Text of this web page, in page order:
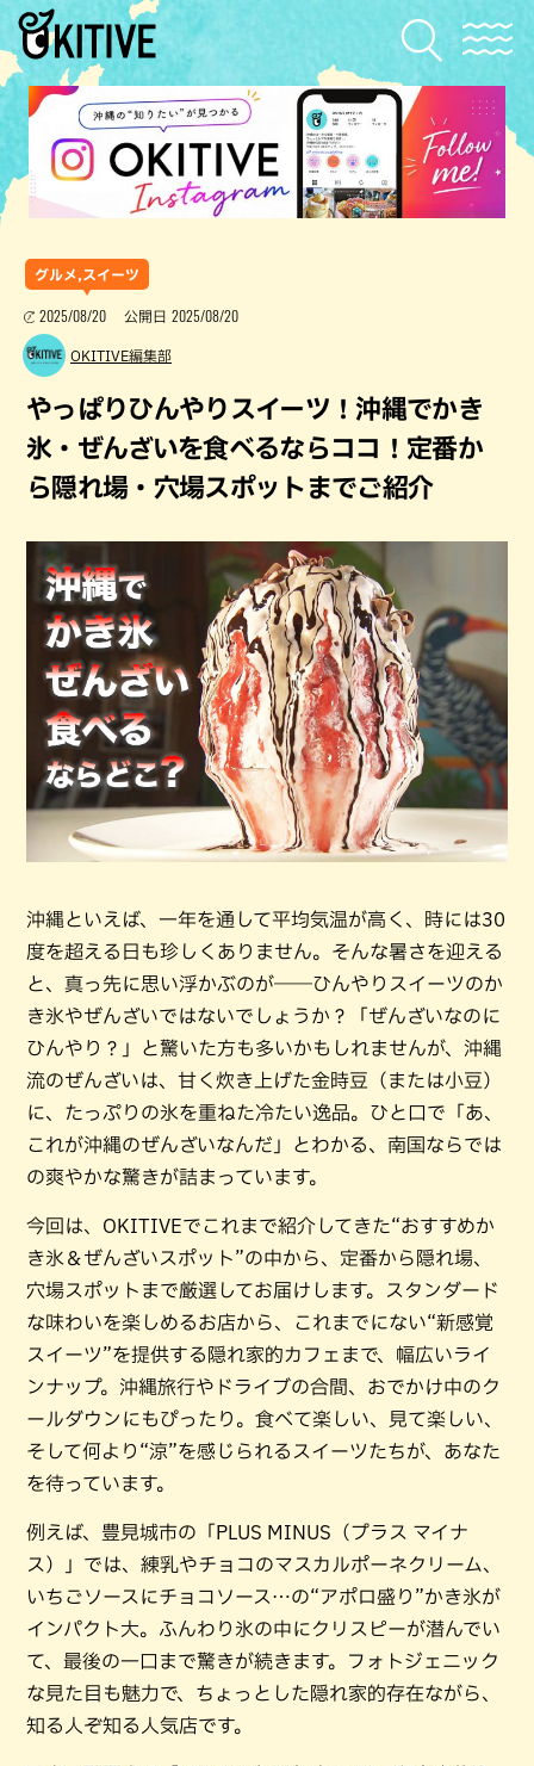
グルメ,スイーツ
2025/08/20 公開日 2025/08/20
OKITIVE編集部
やっぱりひんやりスイーツ！沖縄でかき
氷・ぜんざいを食べるならココ！定番か
ら隠れ場・穴場スポットまでご紹介
沖縄といえば、一年を通して平均気温が高く、時には30
度を超える日も珍しくありません。そんな暑さを迎える
と、真っ先に思い浮かぶのが――ひんやりスイーツのか
き氷やぜんざいではないでしょうか？「ぜんざいなのに
ひんやり？」と驚いた方も多いかもしれませんが、沖縄
流のぜんざいは、甘く炊き上げた金時豆（または小豆）
に、たっぷりの氷を重ねた冷たい逸品。ひと口で「あ、
これが沖縄のぜんざいなんだ」とわかる、南国ならでは
の爽やかな驚きが詰まっています。
今回は、OKITIVEでこれまで紹介してきた“おすすめか
き氷＆ぜんざいスポット”の中から、定番から隠れ場、
穴場スポットまで厳選してお届けします。スタンダード
な味わいを楽しめるお店から、これまでにない“新感覚
スイーツ”を提供する隠れ家的カフェまで、幅広いライ
ンナップ。沖縄旅行やドライブの合間、おでかけ中のク
ールダウンにもぴったり。食べて楽しい、見て楽しい、
そして何より“涼”を感じられるスイーツたちが、あなた
を待っています。
例えば、豊見城市の「PLUS MINUS（プラス マイナ
ス）」では、練乳やチョコのマスカルポーネクリーム、
いちごソースにチョコソース…の“アポロ盛り”かき氷が
インパクト大。ふんわり氷の中にクリスピーが潜んでい
て、最後の一口まで驚きが続きます。フォトジェニック
な見た目も魅力で、ちょっとした隠れ家的存在ながら、
知る人ぞ知る人気店です。